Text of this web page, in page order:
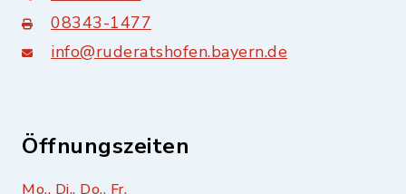
08343-1477
info@ruderatshofen.bayern.de
Öffnungszeiten
Mo., Di., Do., Fr.